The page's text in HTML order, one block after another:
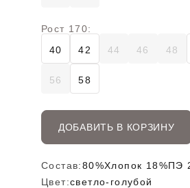
Рост 170:
40
42 44 46 48
56 58
ДОБАВИТЬ В КОРЗИНУ
Состав:80%Хлопок 18%ПЭ
Цвет:светло-голубой